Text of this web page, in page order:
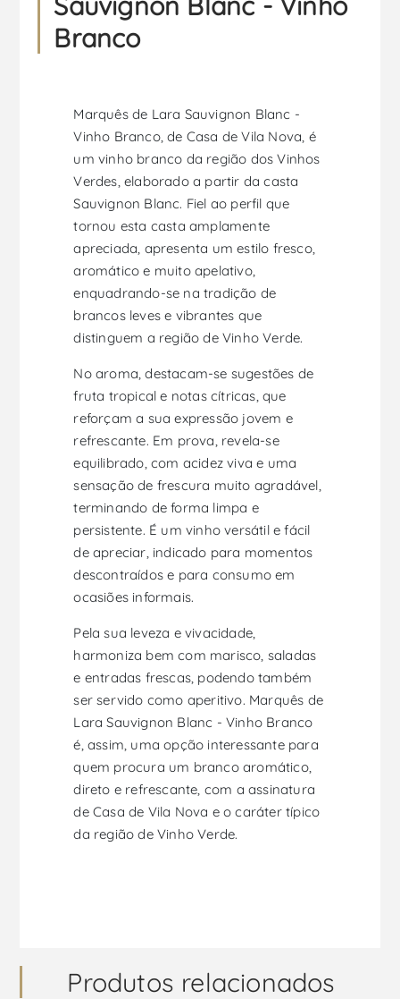
Branco
Marquês de Lara Sauvignon Blanc -
Vinho Branco, de Casa de Vila Nova, é
um vinho branco da região dos Vinhos
Verdes, elaborado a partir da casta
Sauvignon Blanc. Fiel ao perfil que
tornou esta casta amplamente
apreciada, apresenta um estilo fresco,
aromático e muito apelativo,
enquadrando-se na tradição de
brancos leves e vibrantes que
distinguem a região de Vinho Verde.
No aroma, destacam-se sugestões de
fruta tropical e notas cítricas, que
reforçam a sua expressão jovem e
refrescante. Em prova, revela-se
equilibrado, com acidez viva e uma
sensação de frescura muito agradável,
terminando de forma limpa e
persistente. É um vinho versátil e fácil
de apreciar, indicado para momentos
descontraídos e para consumo em
ocasiões informais.
Pela sua leveza e vivacidade,
harmoniza bem com marisco, saladas
e entradas frescas, podendo também
ser servido como aperitivo. Marquês de
Lara Sauvignon Blanc - Vinho Branco
é, assim, uma opção interessante para
quem procura um branco aromático,
direto e refrescante, com a assinatura
de Casa de Vila Nova e o caráter típico
da região de Vinho Verde.
Produtos relacionados